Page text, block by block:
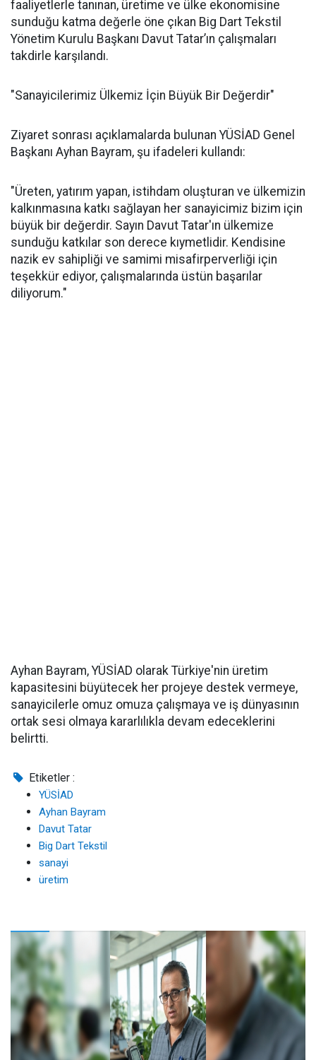
faaliyetlerle tanınan, üretime ve ülke ekonomisine
sunduğu katma değerle öne çıkan Big Dart Tekstil
Yönetim Kurulu Başkanı Davut Tatar’ın çalışmaları
takdirle karşılandı.
"Sanayicilerimiz Ülkemiz İçin Büyük Bir Değerdir"
Ziyaret sonrası açıklamalarda bulunan YÜSİAD Genel
Başkanı Ayhan Bayram, şu ifadeleri kullandı:
"Üreten, yatırım yapan, istihdam oluşturan ve ülkemizin
kalkınmasına katkı sağlayan her sanayicimiz bizim için
büyük bir değerdir. Sayın Davut Tatar'ın ülkemize
sunduğu katkılar son derece kıymetlidir. Kendisine
nazik ev sahipliği ve samimi misafirperverliği için
teşekkür ediyor, çalışmalarında üstün başarılar
diliyorum."
Ayhan Bayram, YÜSİAD olarak Türkiye'nin üretim
kapasitesini büyütecek her projeye destek vermeye,
sanayicilerle omuz omuza çalışmaya ve iş dünyasının
ortak sesi olmaya kararlılıkla devam edeceklerini
belirtti.
Etiketler :
YÜSİAD
Ayhan Bayram
Davut Tatar
Big Dart Tekstil
sanayi
üretim